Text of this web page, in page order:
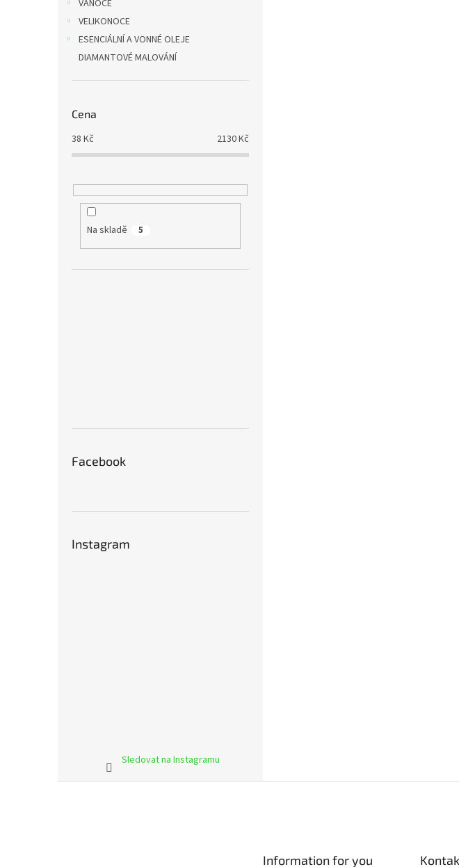
VÁNOCE
VELIKONOCE
ESENCIÁLNÍ A VONNÉ OLEJE
DIAMANTOVÉ MALOVÁNÍ
Cena
38 Kč 2130Kč
Na skladě 5
Facebook
Instagram
Sledovat na Instagramu
Information for you